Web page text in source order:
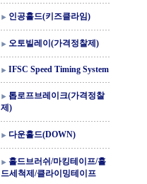
인공홀드(키즈클라임)
오토빌레이(가격정찰제)
IFSC Speed Timing System
톱로프브레이크(가격정찰
제)
다운홀드(DOWN)
홀드브러쉬/마킹테이프/홀
드세척제/클라이밍테이프